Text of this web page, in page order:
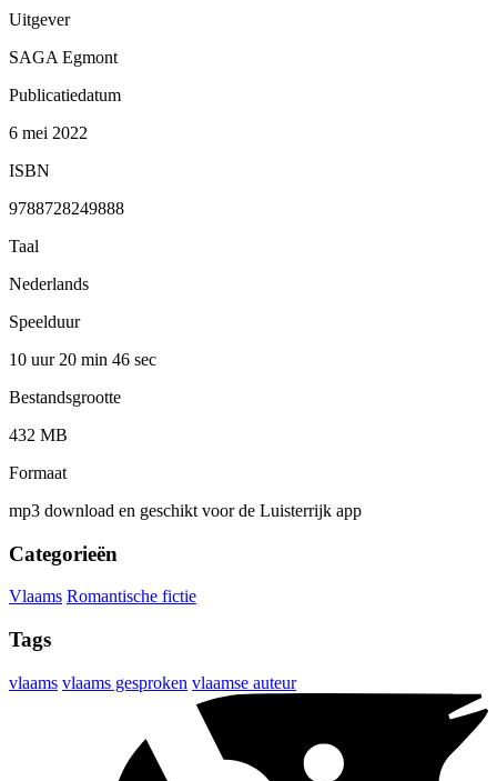
Uitgever
SAGA Egmont
Publicatiedatum
6 mei 2022
ISBN
9788728249888
Taal
Nederlands
Speelduur
10 uur 20 min 46 sec
Bestandsgrootte
432 MB
Formaat
mp3 download en geschikt voor de Luisterrijk app
Categorieën
Vlaams Romantische fictie
Tags
vlaams vlaams gesproken vlaamse auteur